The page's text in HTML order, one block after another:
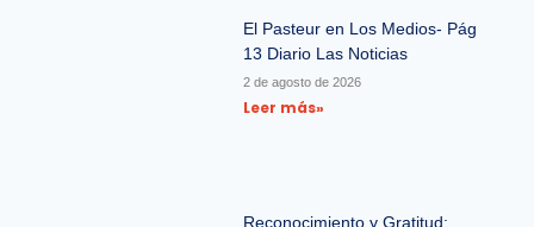
El Pasteur en Los Medios- Pág
13 Diario Las Noticias
2 de agosto de 2026
Leer más»
Reconocimiento y Gratitud: